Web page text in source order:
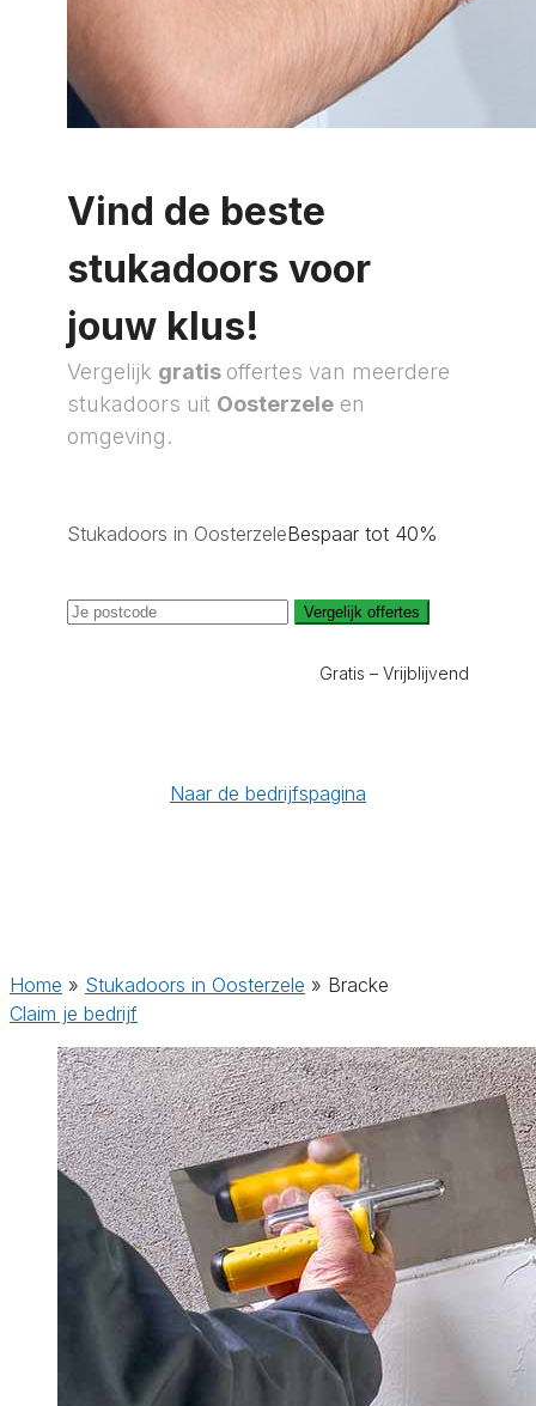
Vind de beste
stukadoors voor
jouw klus!
Vergelijk gratis offertes van meerdere
stukadoors uit Oosterzele en
omgeving.
Stukadoors in OosterzeleBespaar tot 40%
Vergelijk offertes
Gratis – Vrijblijvend
Naar de bedrijfspagina
Home » Stukadoors in Oosterzele » Bracke
Claim je bedrijf